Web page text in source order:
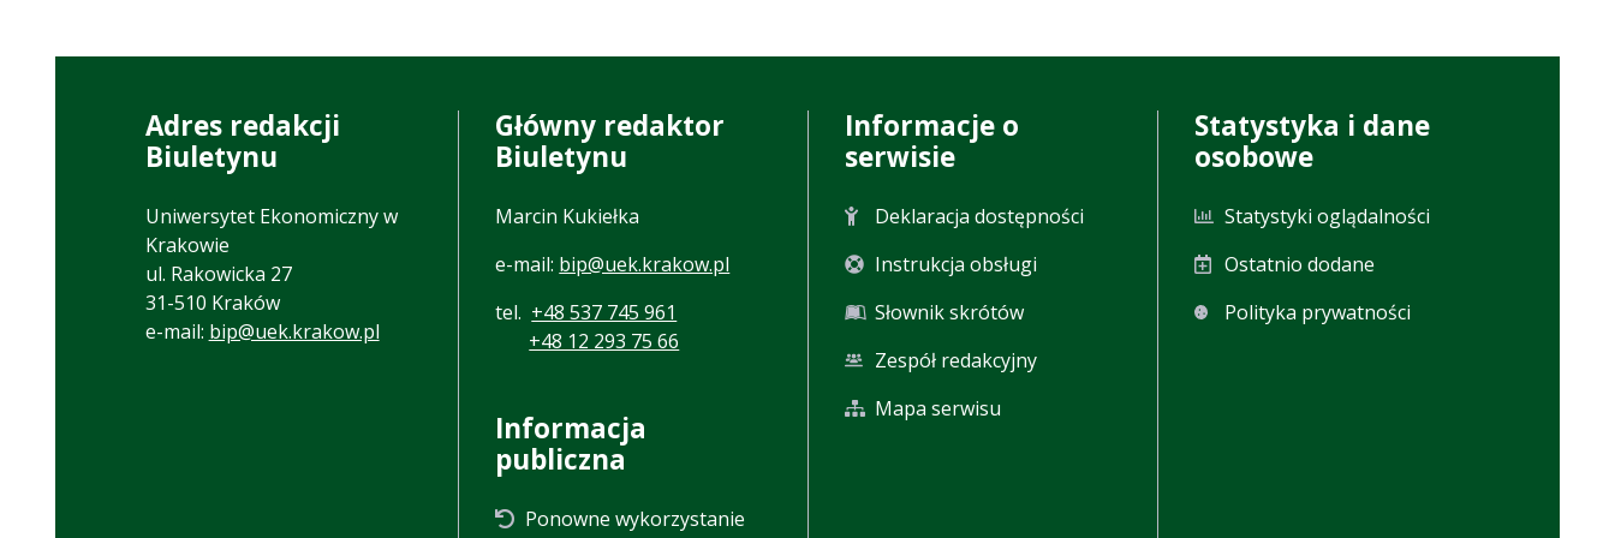
Adres redakcji
Biuletynu
Uniwersytet Ekonomiczny w
Krakowie
ul. Rakowicka 27
31-510 Kraków
e-mail: bip@uek.krakow.pl
Główny redaktor
Biuletynu
Marcin Kukiełka
e-mail: bip@uek.krakow.pl
tel. +48 537 745 961
+48 12 293 75 66
Informacja
publiczna
Ponowne wykorzystanie
Informacje o
serwisie
Deklaracja dostępności
Instrukcja obsługi
Słownik skrótów
Zespół redakcyjny
Mapa serwisu
Statystyka i dane
osobowe
Statystyki oglądalności
Ostatnio dodane
Polityka prywatności